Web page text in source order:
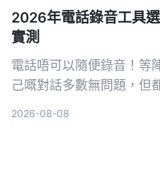
2026年電話錄音工具
實測
電話唔可以隨便錄音！等
己嘅對話多數無問題，但
2026-08-08